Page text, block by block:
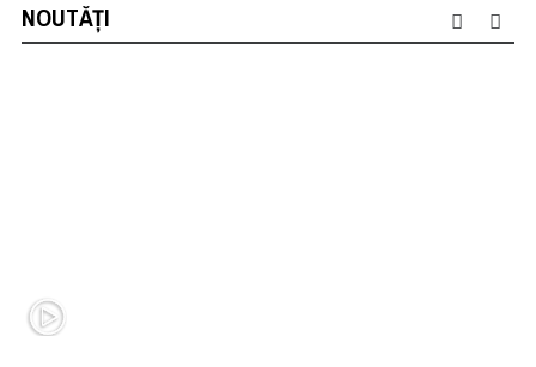
NOUTĂȚI